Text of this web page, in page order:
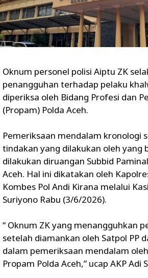
Oknum personel polisi Aiptu ZK
penangguhan terhadap pelaku
diperiksa oleh Bidang Profesi dan
(Propam) Polda Aceh.
Pemeriksaan mendalam kronologi
tindakan yang dilakukan oleh yang
dilakukan diruangan Subbid
Aceh. Hal ini dikatakan oleh
Kombes Pol Andi Kirana melalui
Suriyono Rabu (3/6/2026).
“ Oknum ZK yang menangguhkan
setelah diamankan oleh Satpol PP
dalam pemeriksaan mendalam
Propam Polda Aceh,” ucap AKP Adi